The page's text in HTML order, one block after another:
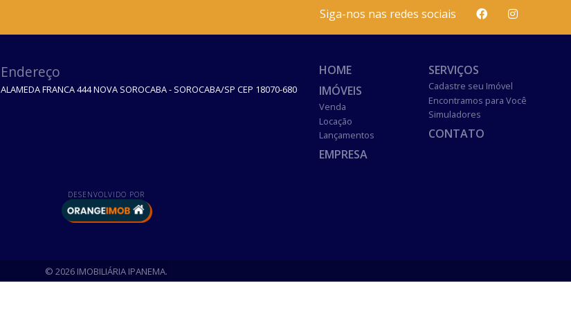
Siga-nos nas redes sociais
Endereço
ALAMEDA FRANCA 444 NOVA SOROCABA - SOROCABA/SP CEP 18070-680
HOME
IMÓVEIS
Venda
Locação
Lançamentos
EMPRESA
SERVIÇOS
Cadastre seu Imóvel
Encontramos para Você
Simuladores
CONTATO
DESENVOLVIDO POR
© 2026 IMOBILIÁRIA IPANEMA.